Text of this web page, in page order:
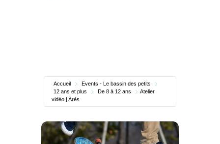
Accueil
Events - Le bassin des petits
12 ans et plus
De 8 à 12 ans
Atelier
vidéo | Arès